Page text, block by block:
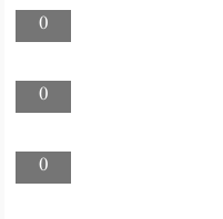
0
0
0